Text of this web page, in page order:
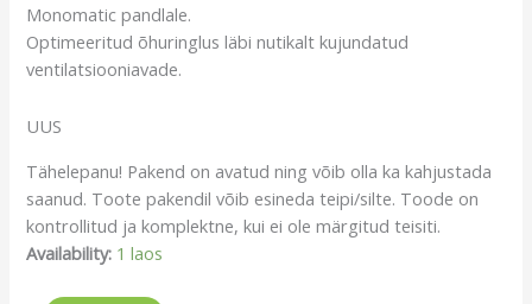
Monomatic pandlale.
Optimeeritud õhuringlus läbi nutikalt kujundatud
ventilatsiooniavade.
UUS
Tähelepanu! Pakend on avatud ning võib olla ka kahjustada
saanud. Toote pakendil võib esineda teipi/silte. Toode on
kontrollitud ja komplektne, kui ei ole märgitud teisiti.
Availability: 1 laos